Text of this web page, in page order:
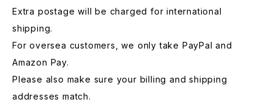
Extra postage will be charged for international
shipping.
For oversea customers, we only take PayPal and
Amazon Pay.
Please also make sure your billing and shipping
addresses match.